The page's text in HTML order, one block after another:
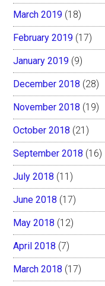
March 2019 (18)
February 2019 (17)
January 2019 (9)
December 2018 (28)
November 2018 (19)
October 2018 (21)
September 2018 (16)
July 2018 (11)
June 2018 (17)
May 2018 (12)
April 2018 (7)
March 2018 (17)